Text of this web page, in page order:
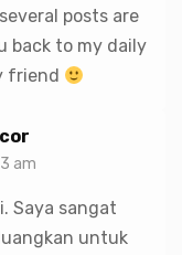
posts are
back to my daily
friend
am
Saya sangat
untuk